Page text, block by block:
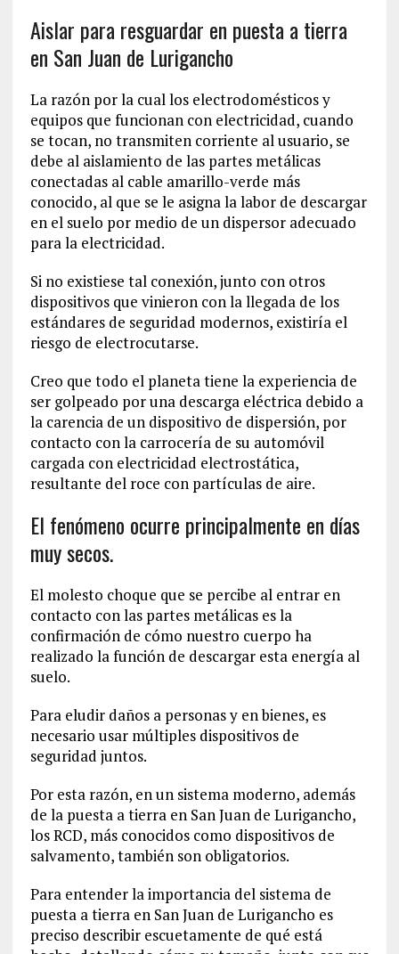
Aislar para resguardar en puesta a tierra
en San Juan de Lurigancho
La razón por la cual los electrodomésticos y
equipos que funcionan con electricidad, cuando
se tocan, no transmiten corriente al usuario, se
debe al aislamiento de las partes metálicas
conectadas al cable amarillo-verde más
conocido, al que se le asigna la labor de descargar
en el suelo por medio de un dispersor adecuado
para la electricidad.
Si no existiese tal conexión, junto con otros
dispositivos que vinieron con la llegada de los
estándares de seguridad modernos, existiría el
riesgo de electrocutarse.
Creo que todo el planeta tiene la experiencia de
ser golpeado por una descarga eléctrica debido a
la carencia de un dispositivo de dispersión, por
contacto con la carrocería de su automóvil
cargada con electricidad electrostática,
resultante del roce con partículas de aire.
El fenómeno ocurre principalmente en días
muy secos.
El molesto choque que se percibe al entrar en
contacto con las partes metálicas es la
confirmación de cómo nuestro cuerpo ha
realizado la función de descargar esta energía al
suelo.
Para eludir daños a personas y en bienes, es
necesario usar múltiples dispositivos de
seguridad juntos.
Por esta razón, en un sistema moderno, además
de la puesta a tierra en San Juan de Lurigancho,
los RCD, más conocidos como dispositivos de
salvamento, también son obligatorios.
Para entender la importancia del sistema de
puesta a tierra en San Juan de Lurigancho es
preciso describir escuetamente de qué está